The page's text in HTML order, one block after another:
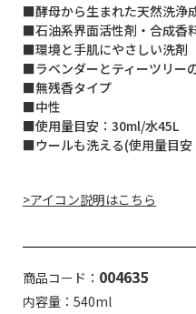
■酵母から生まれた天然洗浄
■石油系界面活性剤・合成香
■環境と手肌にやさしい洗剤
■ラベンダーとティーツリー
■無残香タイプ
■中性
■使用量目安：30ml/水45L
■ウールも洗える(使用量目
>アイコン説明はこちら
商品コード： 004635
内容量：540ml